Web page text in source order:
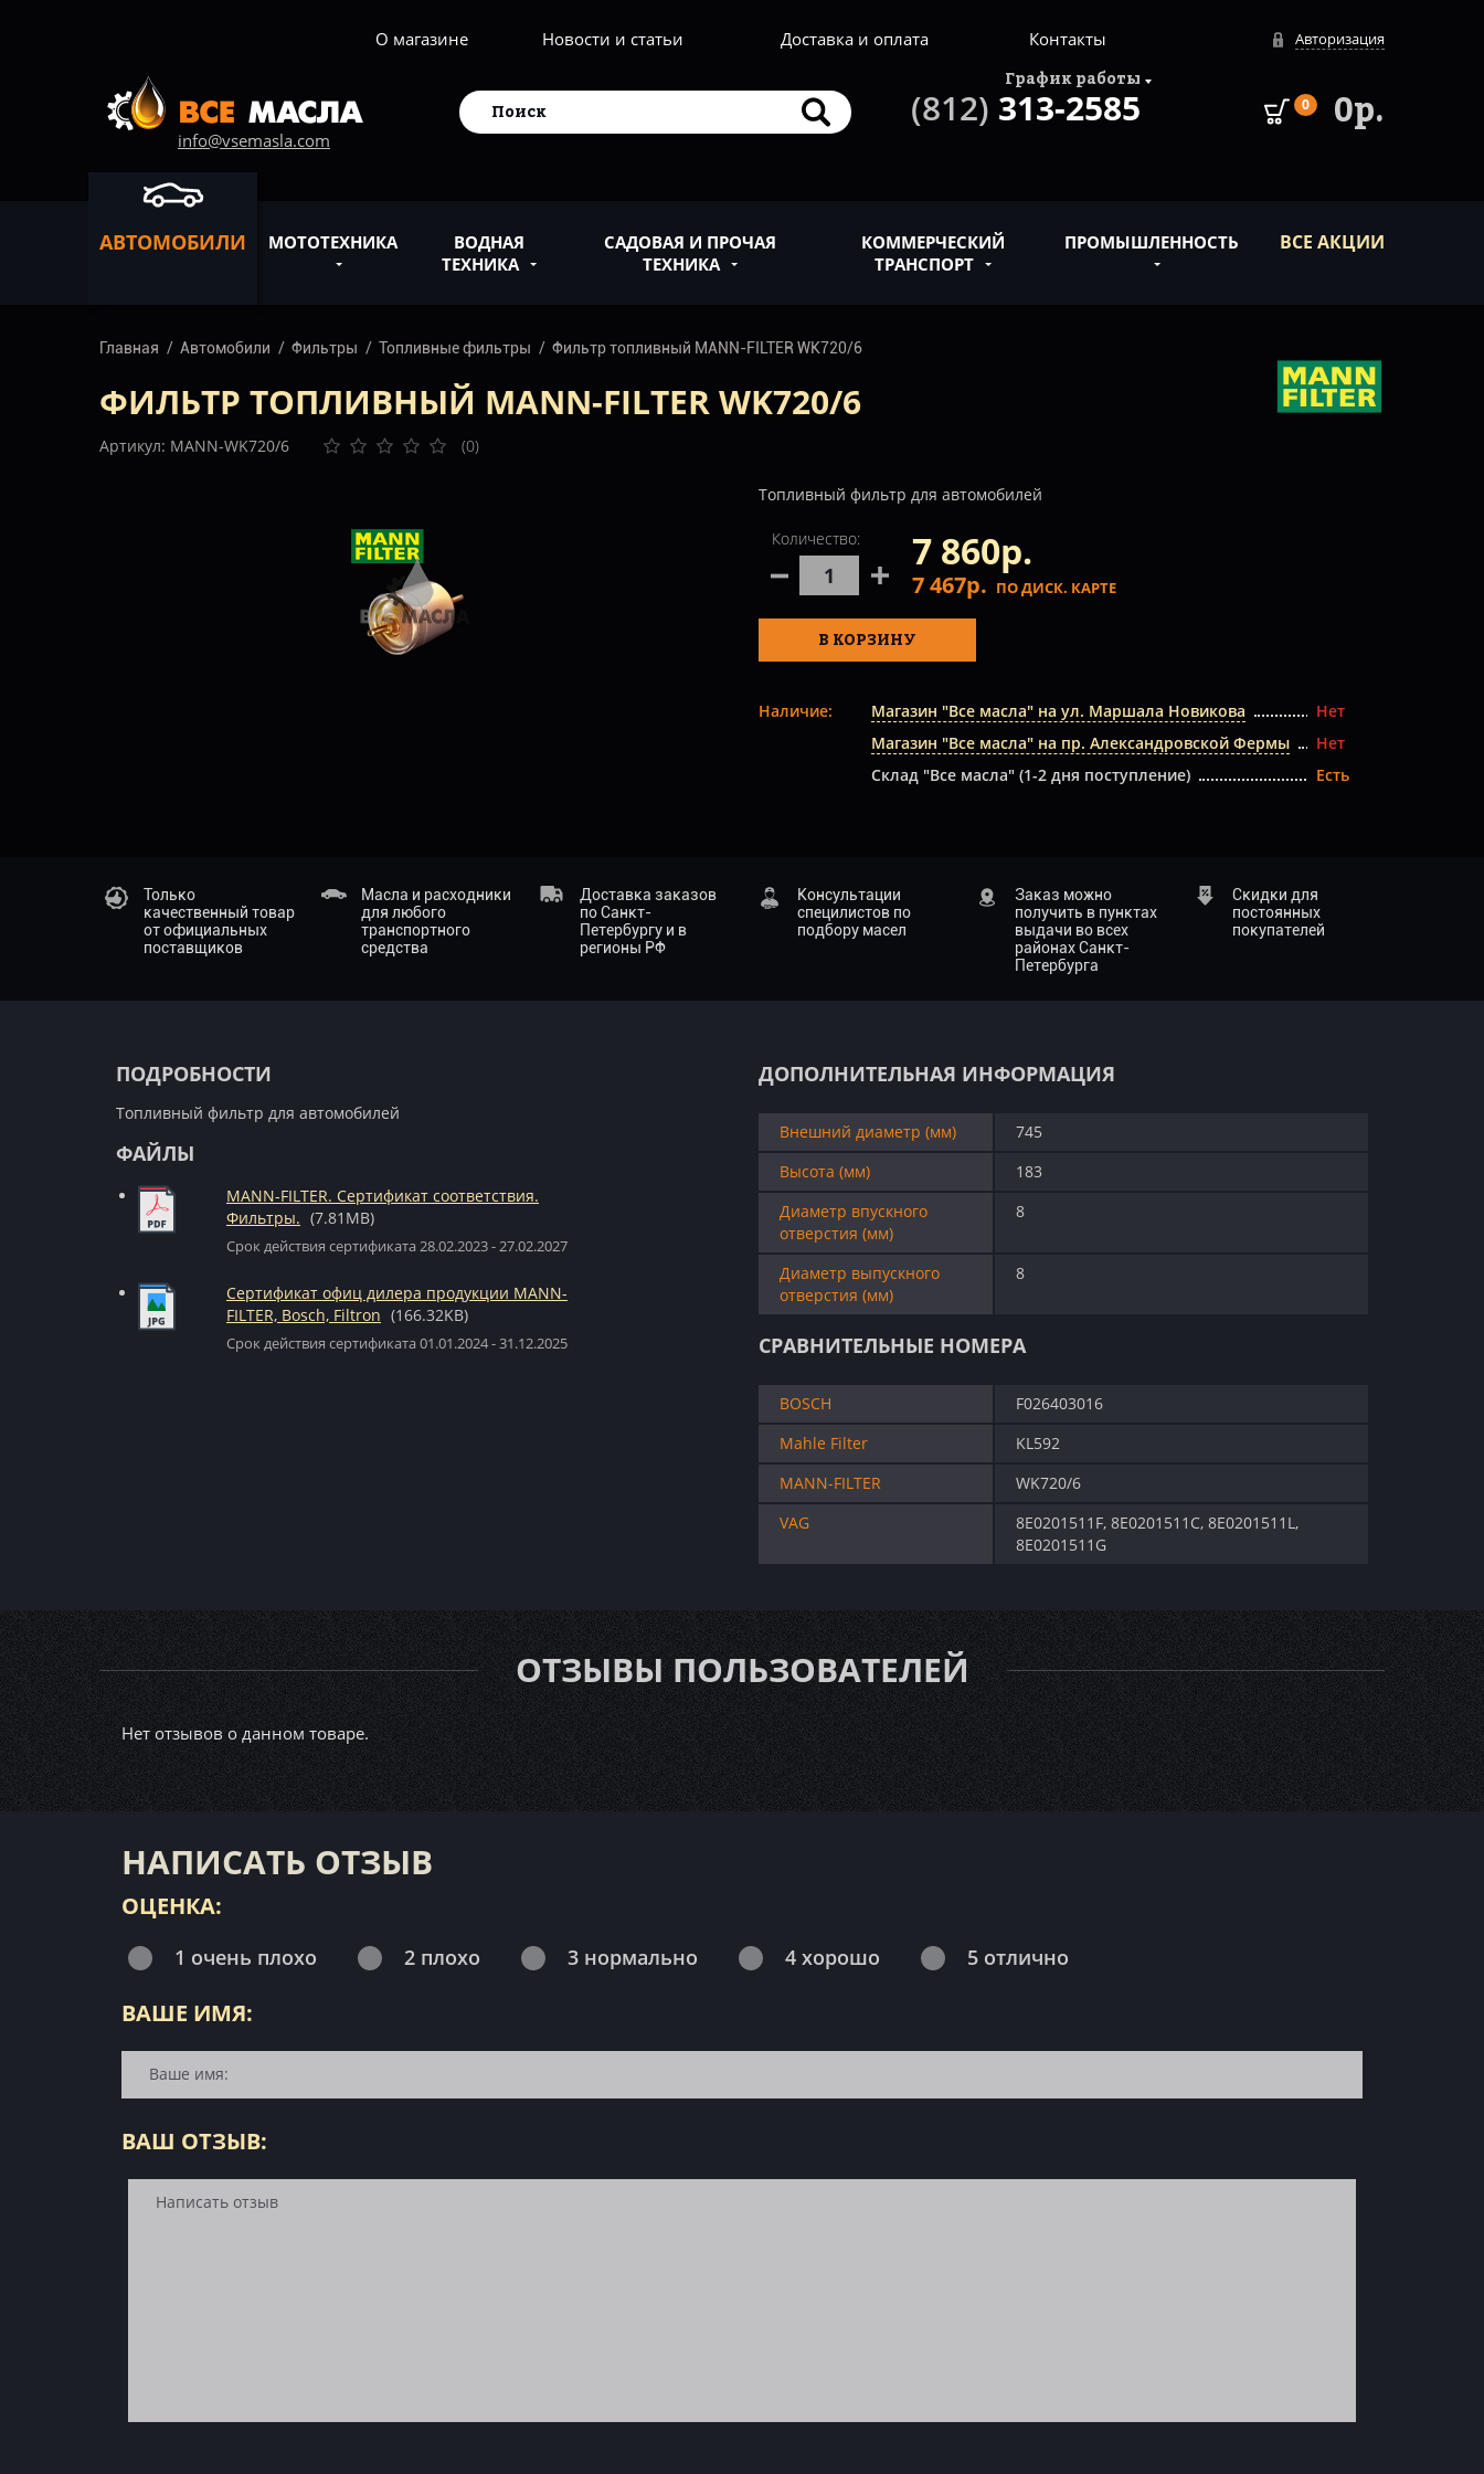
Авторизация
О магазине Новости и статьи Доставка и оплата Контакты
info@vsemasla.com
0 0р.
График работы
(812) 313-2585
АВТОМОБИЛИ МОТОТЕХНИКА
ВОДНАЯ
ТЕХНИКА
САДОВАЯ И ПРОЧАЯ
ТЕХНИКА
КОММЕРЧЕСКИЙ
ТРАНСПОРТ
ПРОМЫШЛЕННОСТЬ ВСЕ АКЦИИ
Главная Автомобили Фильтры Топливные фильтры Фильтр топливный MANN-FILTER WK720/6
ФИЛЬТР ТОПЛИВНЫЙ MANN-FILTER WK720/6
Артикул: MANN-WK720/6 (0)
Топливный фильтр для автомобилей
Количество: 7 860р.
7 467р. ПО ДИСК. КАРТЕ
В КОРЗИНУ
Наличие: Магазин "Все масла" на ул. Маршала Новикова
Нет
Магазин "Все масла" на пр. Александровской Фермы
Нет
Склад "Все масла" (1-2 дня поступление)
Есть
Только
качественный товар
от официальных
поставщиков
Масла и расходники
для любого
транспортного
средства
Доставка заказов
по Санкт-
Петербургу и в
регионы РФ
Консультации
специлистов по
подбору масел
Заказ можно
получить в пунктах
выдачи во всех
районах Санкт-
Петербурга
Скидки для
постоянных
покупателей
ПОДРОБНОСТИ
Топливный фильтр для автомобилей
ФАЙЛЫ
MANN-FILTER. Сертификат соответствия.
Фильтры. (7.81MB)
Срок действия сертификата 28.02.2023 - 27.02.2027
Сертификат офиц дилера продукции MANN-
FILTER, Bosch, Filtron (166.32KB)
Срок действия сертификата 01.01.2024 - 31.12.2025
ДОПОЛНИТЕЛЬНАЯ ИНФОРМАЦИЯ
Внешний диаметр (мм)
745
Высота (мм)
183
Диаметр впускного
отверстия (мм)
8
Диаметр выпускного
отверстия (мм)
8
СРАВНИТЕЛЬНЫЕ НОМЕРА
BOSCH
F026403016
Mahle Filter
KL592
MANN-FILTER
WK720/6
VAG
8E0201511F, 8E0201511C, 8E0201511L,
8E0201511G
ОТЗЫВЫ ПОЛЬЗОВАТЕЛЕЙ
Нет отзывов о данном товаре.
НАПИСАТЬ ОТЗЫВ
ОЦЕНКА:
1 очень плохо 2 плохо 3 нормально 4 хорошо 5 отлично
ВАШЕ ИМЯ:
ВАШ ОТЗЫВ: